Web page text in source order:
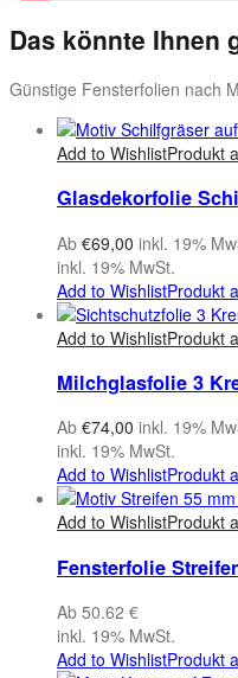
Das könnte Ihnen
Günstige Fensterfolien nach
Add to WishlistProdukt
Glasdekorfolie
Ab €69,00 inkl. 19%
inkl. 19% MwSt.
Add to WishlistProdukt
Add to WishlistProdukt
Milchglasfolie 3
Ab €74,00 inkl. 19%
inkl. 19% MwSt.
Add to WishlistProdukt
Add to WishlistProdukt
Fensterfolie
Ab 50.62 €
inkl. 19% MwSt.
Add to WishlistProdukt